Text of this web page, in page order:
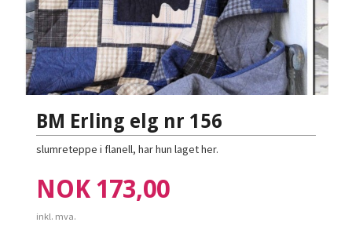
BM Erling elg nr 156
slumreteppe i flanell, har hun laget her.
Pris
NOK 173,00
inkl. mva.